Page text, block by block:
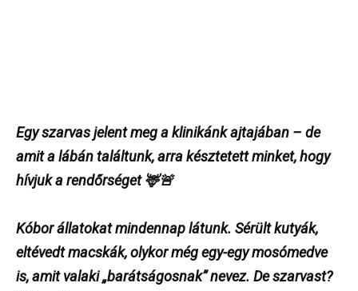
Egy szarvas jelent meg a klinikánk ajtajában – de
amit a lábán találtunk, arra késztetett minket, hogy
hívjuk a rendőrséget 🦌🚨
Kóbor állatokat mindennap látunk. Sérült kutyák,
eltévedt macskák, olykor még egy-egy mosómedve
is, amit valaki „barátságosnak” nevez. De szarvast?